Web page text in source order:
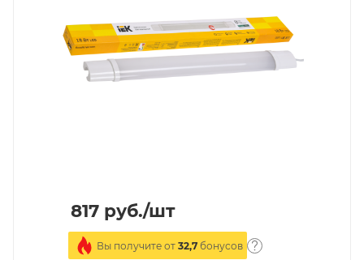
817 руб./шт
Вы получите от 32,7 бонусов